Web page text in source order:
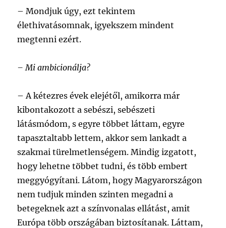
–Mondjuk úgy, ezt tekintem
élethivatásomnak, igyekszem mindent
megtenni ezért.
– Mi ambicionálja?
–A kétezres évek elejétől, amikorra már
kibontakozott a sebészi, sebészeti
látásmódom, s egyre többet láttam, egyre
tapasztaltabb lettem, akkor sem lankadt a
szakmai türelmetlenségem. Mindig izgatott,
hogy lehetne többet tudni, és több embert
meggyógyítani. Látom, hogy Magyarországon
nem tudjuk minden szinten megadni a
betegeknek azt a színvonalas ellátást, amit
Európa több országában biztosítanak. Láttam,